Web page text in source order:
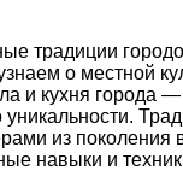
традиции
о местной
и кухня города —
из поколения
навыки и